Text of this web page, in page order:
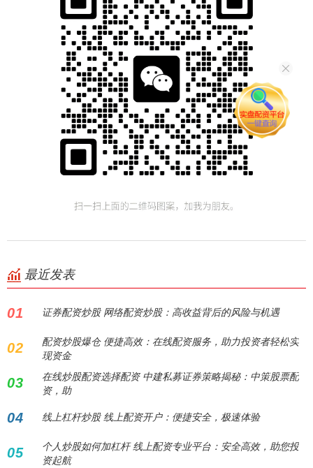
最近发表
01 证券配资炒股 网络配资炒股：高收益背后的风险与机遇
02
配资炒股爆仓 便捷高效：在线配资服务，助力投资者轻松实
现资金
03
在线炒股配资选择配资 中建私募证券策略揭秘：中策股票配
资，助
04 线上杠杆炒股 线上配资开户：便捷安全，极速体验
05
个人炒股如何加杠杆 线上配资专业平台：安全高效，助您投
资起航